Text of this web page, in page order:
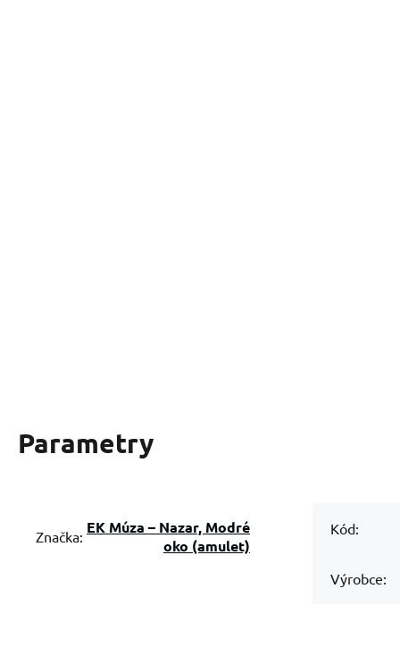
Parametry
Značka: EK Múza – Nazar, Modré
oko (amulet)
Kód:
Výrobce: